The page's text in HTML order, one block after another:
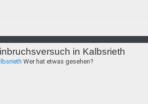
in Kalbsrieth
Wer hat etwas gesehen?